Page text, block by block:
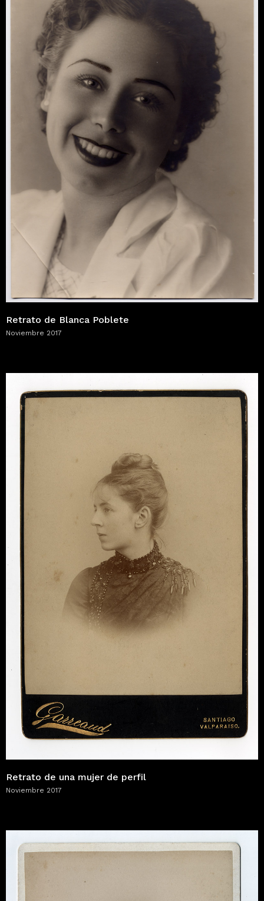
Retrato de Blanca Poblete
Noviembre 2017
Retrato de una mujer de perfil
Noviembre 2017